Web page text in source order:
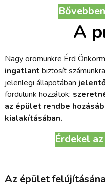
A
Nagy örömünkre Érd
ingatlant biztosít
jelenlegi állapotában
fordulunk hozzátok:
az épület rendbe
kialakításában.
Érdekel
Az épület